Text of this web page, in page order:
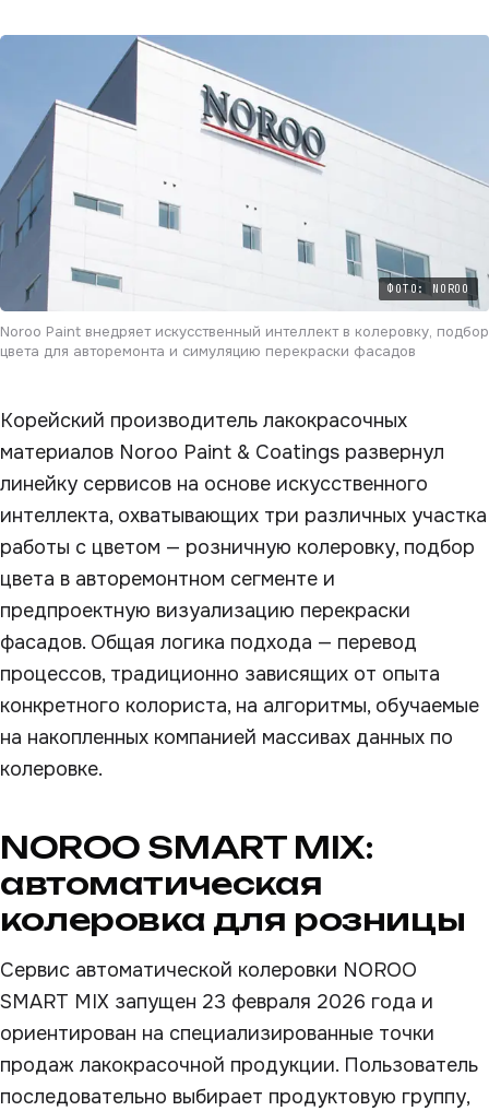
ФОТО: NOROO
Noroo Paint внедряет искусственный интеллект в колеровку, подбор
цвета для авторемонта и симуляцию перекраски фасадов
Корейский производитель лакокрасочных
материалов Noroo Paint & Coatings развернул
линейку сервисов на основе искусственного
интеллекта, охватывающих три различных участка
работы с цветом — розничную колеровку, подбор
цвета в авторемонтном сегменте и
предпроектную визуализацию перекраски
фасадов. Общая логика подхода — перевод
процессов, традиционно зависящих от опыта
конкретного колориста, на алгоритмы, обучаемые
на накопленных компанией массивах данных по
колеровке.
NOROO SMART MIX:
автоматическая
колеровка для розницы
Сервис автоматической колеровки NOROO
SMART MIX запущен 23 февраля 2026 года и
ориентирован на специализированные точки
продаж лакокрасочной продукции. Пользователь
последовательно выбирает продуктовую группу,